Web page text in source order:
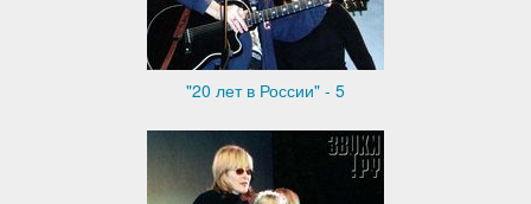
"20 лет в России" - 5